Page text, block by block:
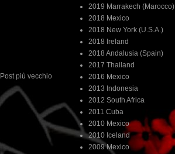
Post più vecchio
2019 Marrakech (Marocco)
2018 Mexico
2018 New York (U.S.A.)
2018 Ireland
2018 Andalusia (Spain)
2017 Thailand
2016 Mexico
2013 Indonesia
2012 South Africa
2011 Cuba
2010 Mexico
2010 Iceland
2009 Mexico